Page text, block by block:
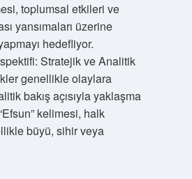
toplumsal etkileri ve
yansımaları üzerine
hedefliyor.
Stratejik ve Analitik
genellikle olaylara
bakış açısıyla yaklaşma
kelimesi, halk
büyü, sihir veya